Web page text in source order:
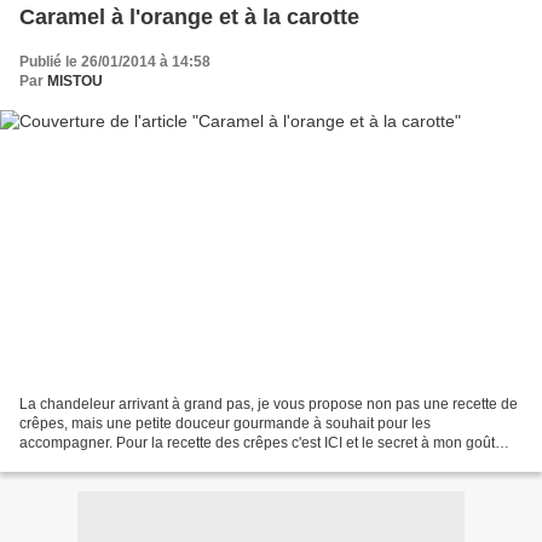
Caramel à l'orange et à la carotte
Publié le 26/01/2014 à 14:58
Par MISTOU
La chandeleur arrivant à grand pas, je vous propose non pas une recette de
crêpes, mais une petite douceur gourmande à souhait pour les
accompagner. Pour la recette des crêpes c'est ICI et le secret à mon goût